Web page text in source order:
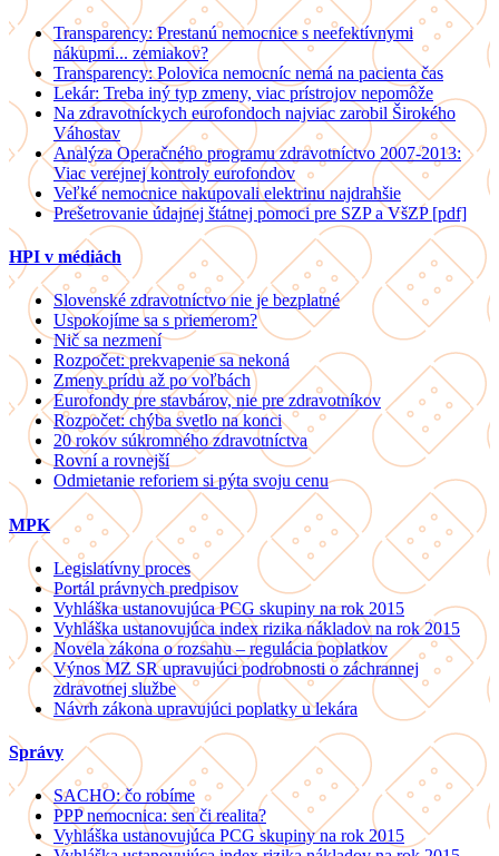
Transparency: Prestanú nemocnice s neefektívnymi
nákupmi... zemiakov?
Transparency: Polovica nemocníc nemá na pacienta čas
Lekár: Treba iný typ zmeny, viac prístrojov nepomôže
Na zdravotníckych eurofondoch najviac zarobil Širokého
Váhostav
Analýza Operačného programu zdravotníctvo 2007-2013:
Viac verejnej kontroly eurofondov
Veľké nemocnice nakupovali elektrinu najdrahšie
Prešetrovanie údajnej štátnej pomoci pre SZP a VšZP [pdf]
HPI v médiách
Slovenské zdravotníctvo nie je bezplatné
Uspokojíme sa s priemerom?
Nič sa nezmení
Rozpočet: prekvapenie sa nekoná
Zmeny prídu až po voľbách
Eurofondy pre stavbárov, nie pre zdravotníkov
Rozpočet: chýba svetlo na konci
20 rokov súkromného zdravotníctva
Rovní a rovnejší
Odmietanie reforiem si pýta svoju cenu
MPK
Legislatívny proces
Portál právnych predpisov
Vyhláška ustanovujúca PCG skupiny na rok 2015
Vyhláška ustanovujúca index rizika nákladov na rok 2015
Novela zákona o rozsahu – regulácia poplatkov
Výnos MZ SR upravujúci podrobnosti o záchrannej
zdravotnej službe
Návrh zákona upravujúci poplatky u lekára
Správy
SACHO: čo robíme
PPP nemocnica: sen či realita?
Vyhláška ustanovujúca PCG skupiny na rok 2015